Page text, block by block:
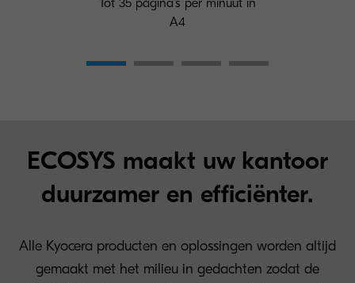
Tot 35 pagina’s per minuut in
A4
ECOSYS maakt uw kantoor
duurzamer en efficiënter.
Alle Kyocera producten en oplossingen worden altijd
gemaakt met het milieu in gedachten zodat de